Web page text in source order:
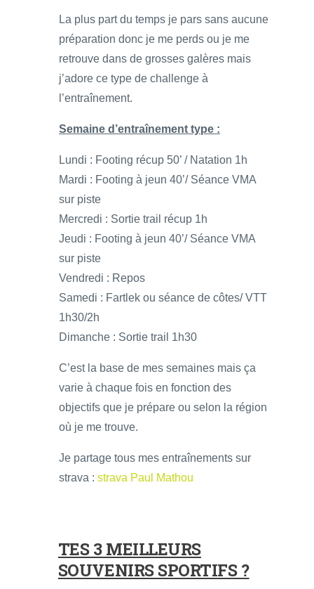
La plus part du temps je pars sans aucune
préparation donc je me perds ou je me
retrouve dans de grosses galères mais
j’adore ce type de challenge à
l’entraînement.
Semaine d’entraînement type :
Lundi : Footing récup 50’ / Natation 1h
Mardi : Footing à jeun 40’/ Séance VMA
sur piste
Mercredi : Sortie trail récup 1h
Jeudi : Footing à jeun 40’/ Séance VMA
sur piste
Vendredi : Repos
Samedi : Fartlek ou séance de côtes/ VTT
1h30/2h
Dimanche : Sortie trail 1h30
C’est la base de mes semaines mais ça
varie à chaque fois en fonction des
objectifs que je prépare ou selon la région
où je me trouve.
Je partage tous mes entraînements sur
strava : strava Paul Mathou
TES 3 MEILLEURS
SOUVENIRS SPORTIFS ?